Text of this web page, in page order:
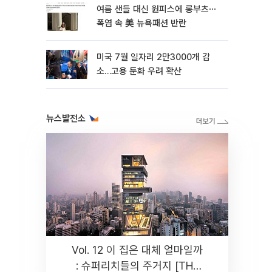
여름 샌들 대신 원피스에 롱부츠⋯
폭염 속 美 뉴욕패션 반란
미국 7월 일자리 2만3000개 감
소…고용 둔화 우려 확산
뉴스발전소
Vol. 12 이 집은 대체 얼마일까
: 슈퍼리치들의 주거지 [THE